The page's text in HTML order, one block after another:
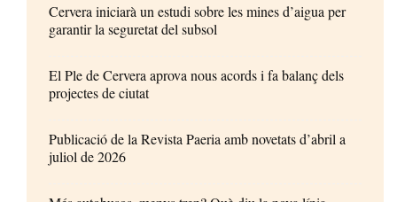
Cervera iniciarà un estudi sobre les mines d’aigua per
garantir la seguretat del subsol
El Ple de Cervera aprova nous acords i fa balanç dels
projectes de ciutat
Publicació de la Revista Paeria amb novetats d’abril a
juliol de 2026